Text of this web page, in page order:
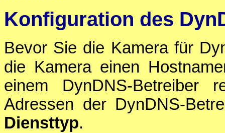
Konfiguration des
Bevor Sie die Kamera für
die Kamera einen
einem DynDNS-Betreiber
Adressen der DynDNS-
Diensttyp.